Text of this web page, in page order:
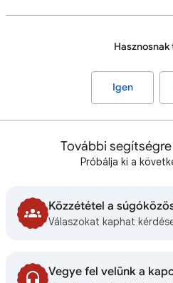
Hasznosnak
Igen
További
Próbálja ki a
Közzététel a
Válaszokat kaphat
Vegye fel velünk a